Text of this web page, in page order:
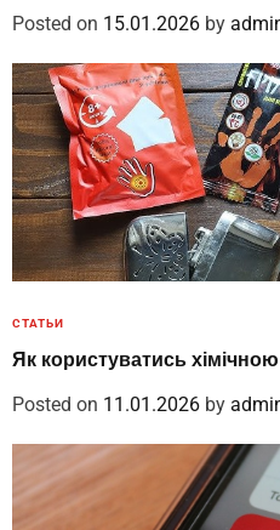
Posted on 15.01.2026 by
СТАТЬИ
Як користуватись
Posted on 11.01.2026 by